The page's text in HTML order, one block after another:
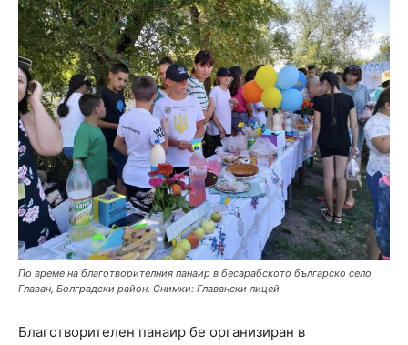
По време на благотворителния панаир в бесарабското българско село
Главан, Болградски район. Снимки: Главански лицей
Благотворителен панаир бе организиран в